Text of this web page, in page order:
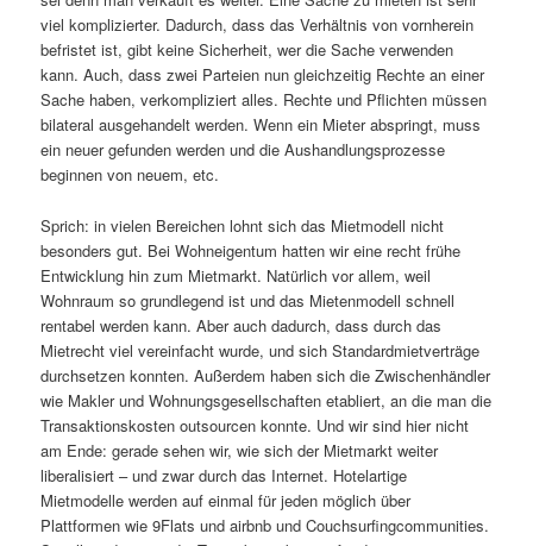
viel komplizierter. Dadurch, dass das Verhältnis von vornherein
befristet ist, gibt keine Sicherheit, wer die Sache verwenden
kann. Auch, dass zwei Parteien nun gleichzeitig Rechte an einer
Sache haben, verkompliziert alles. Rechte und Pflichten müssen
bilateral ausgehandelt werden. Wenn ein Mieter abspringt, muss
ein neuer gefunden werden und die Aushandlungsprozesse
beginnen von neuem, etc.
Sprich: in vielen Bereichen lohnt sich das Mietmodell nicht
besonders gut. Bei Wohneigentum hatten wir eine recht frühe
Entwicklung hin zum Mietmarkt. Natürlich vor allem, weil
Wohnraum so grundlegend ist und das Mietenmodell schnell
rentabel werden kann. Aber auch dadurch, dass durch das
Mietrecht viel vereinfacht wurde, und sich Standardmietverträge
durchsetzen konnten. Außerdem haben sich die Zwischenhändler
wie Makler und Wohnungsgesellschaften etabliert, an die man die
Transaktionskosten outsourcen konnte. Und wir sind hier nicht
am Ende: gerade sehen wir, wie sich der Mietmarkt weiter
liberalisiert – und zwar durch das Internet. Hotelartige
Mietmodelle werden auf einmal für jeden möglich über
Plattformen wie 9Flats und airbnb und Couchsurfingcommunities.